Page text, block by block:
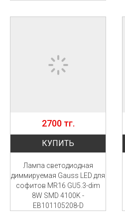
2700 тг.
КУПИТЬ
Лампа светодиодная
диммируемая Gauss LED для
софитов MR16 GU5.3-dim
8W SMD 4100K -
EB101105208-D